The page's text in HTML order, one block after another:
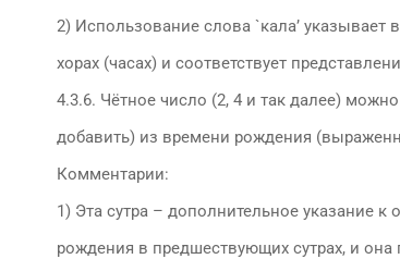
2) Использование слова `кала’ указывает
хорах (часах) и соответствует
4.3.6. Чётное число (2, 4 и так далее)
добавить) из времени рождения
Комментарии:
1) Эта сутра – дополнительное указание
рождения в предшествующих сутрах, и она